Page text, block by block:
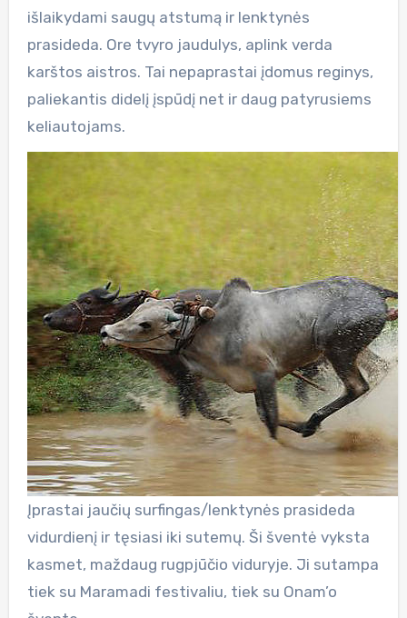
išlaikydami saugų atstumą ir lenktynės
prasideda. Ore tvyro jaudulys, aplink verda
karštos aistros. Tai nepaprastai įdomus reginys,
paliekantis didelį įspūdį net ir daug patyrusiems
keliautojams.
Įprastai jaučių surfingas/lenktynės prasideda
vidurdienį ir tęsiasi iki sutemų. Ši šventė vyksta
kasmet, maždaug rugpjūčio viduryje. Ji sutampa
tiek su Maramadi festivaliu, tiek su Onam’o